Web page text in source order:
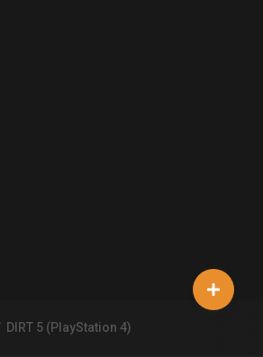
DIRT 5 (PlayStation 4)